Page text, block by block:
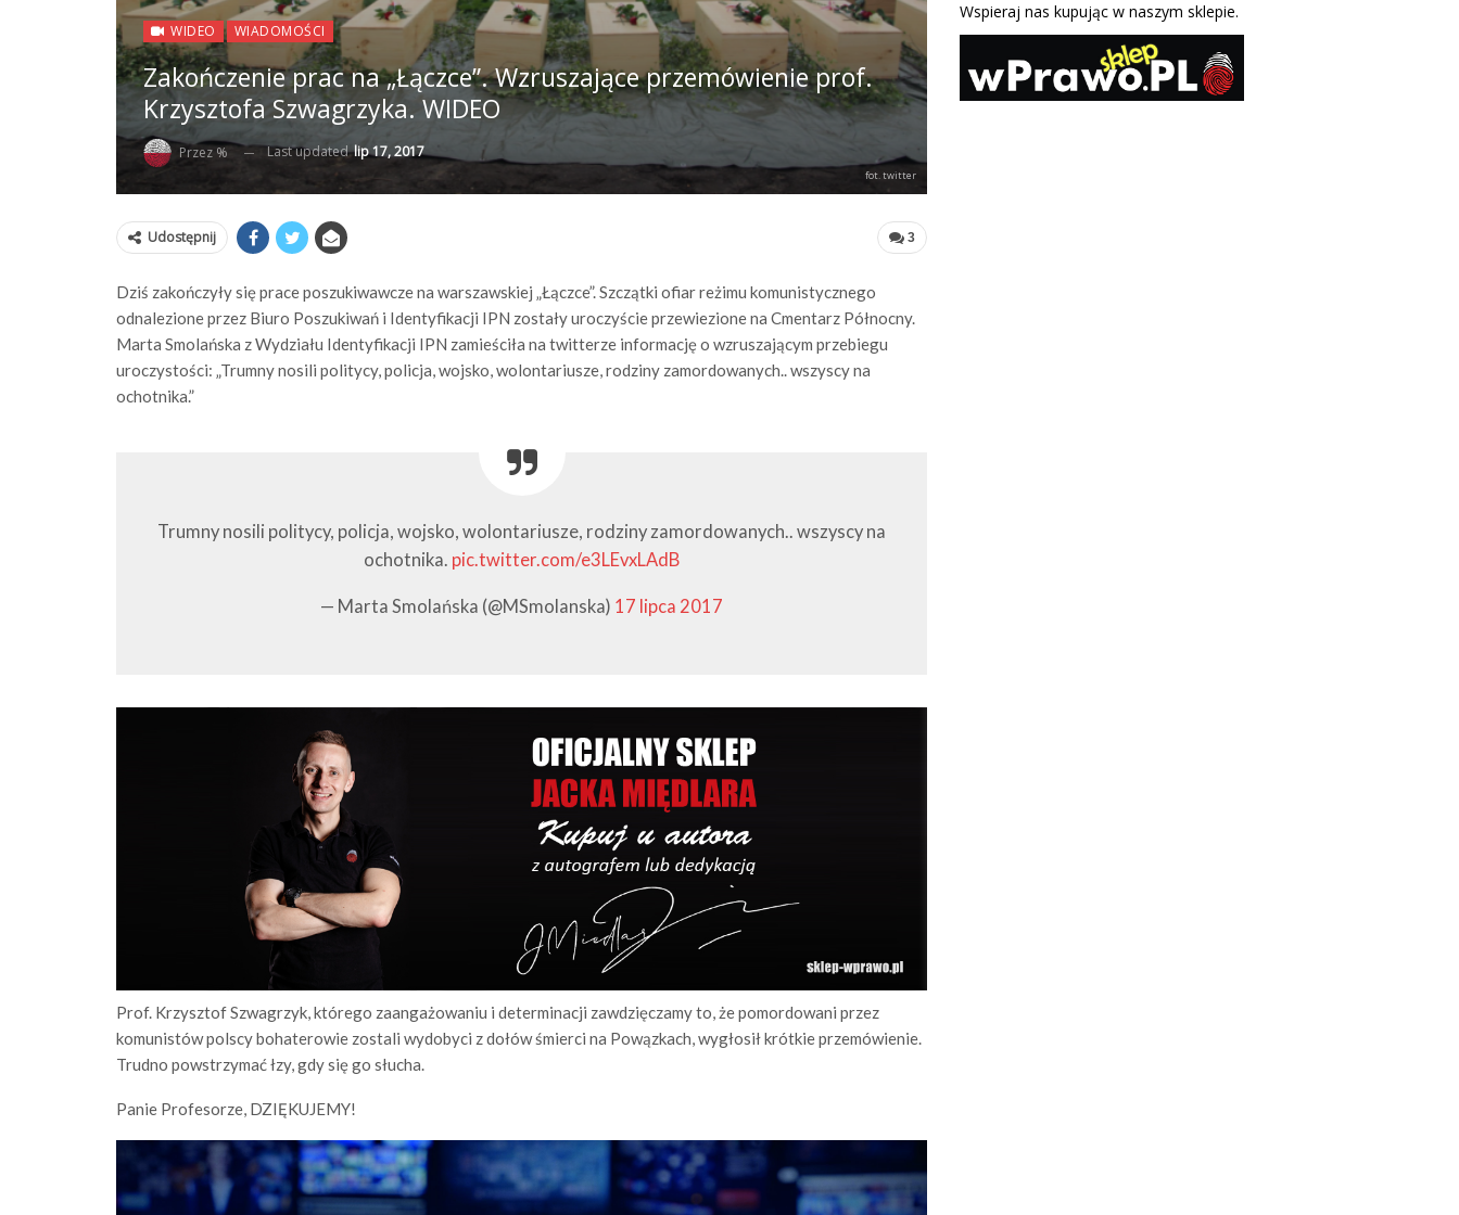
WIDEO WIADOMOŚCI
Zakończenie prac na „Łączce”. Wzruszające przemówienie prof.
Krzysztofa Szwagrzyka. WIDEO
Przez % Last updatedlip 17, 2017
fot. twitter
3
Udostępnij
Dziś zakończyły się prace poszukiwawcze na warszawskiej „Łączce”. Szczątki ofiar reżimu komunistycznego
odnalezione przez Biuro Poszukiwań i Identyfikacji IPN zostały uroczyście przewiezione na Cmentarz Północny.
Marta Smolańska z Wydziału Identyfikacji IPN zamieściła na twitterze informację o wzruszającym przebiegu
uroczystości: „Trumny nosili politycy, policja, wojsko, wolontariusze, rodziny zamordowanych.. wszyscy na
ochotnika.”
Trumny nosili politycy, policja, wojsko, wolontariusze, rodziny zamordowanych.. wszyscy na
ochotnika. pic.twitter.com/e3LEvxLAdB
— Marta Smolańska (@MSmolanska) 17 lipca 2017
Prof. Krzysztof Szwagrzyk, którego zaangażowaniu i determinacji zawdzięczamy to, że pomordowani przez
komunistów polscy bohaterowie zostali wydobyci z dołów śmierci na Powązkach, wygłosił krótkie przemówienie.
Trudno powstrzymać łzy, gdy się go słucha.
Panie Profesorze, DZIĘKUJEMY!
Wspieraj nas kupując w naszym sklepie.